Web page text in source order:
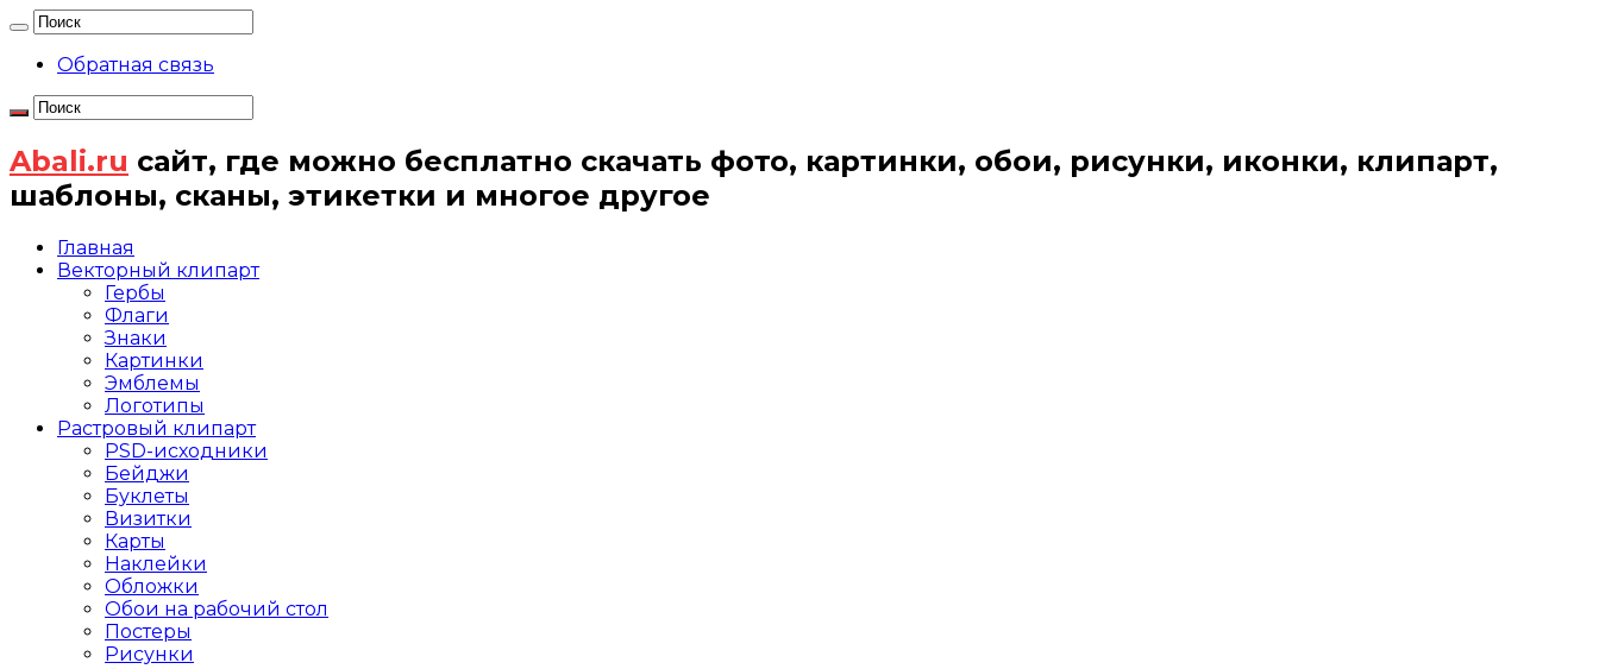
Обратная связь
Abali.ru сайт, где можно бесплатно скачать фото, картинки, обои, рисунки, иконки, клипарт,
шаблоны, сканы, этикетки и многое другое
Главная
Векторный клипарт
Гербы
Флаги
Знаки
Картинки
Эмблемы
Логотипы
Растровый клипарт
PSD-исходники
Бейджи
Буклеты
Визитки
Карты
Наклейки
Обложки
Обои на рабочий стол
Постеры
Рисунки